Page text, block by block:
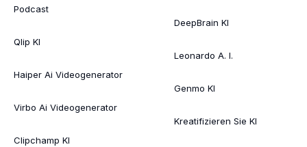
Podcast
Qlip KI
Haiper Ai Videogenerator
Virbo Ai Videogenerator
Clipchamp KI
DeepBrain KI
Leonardo A. I.
Genmo KI
Kreatifizieren Sie KI